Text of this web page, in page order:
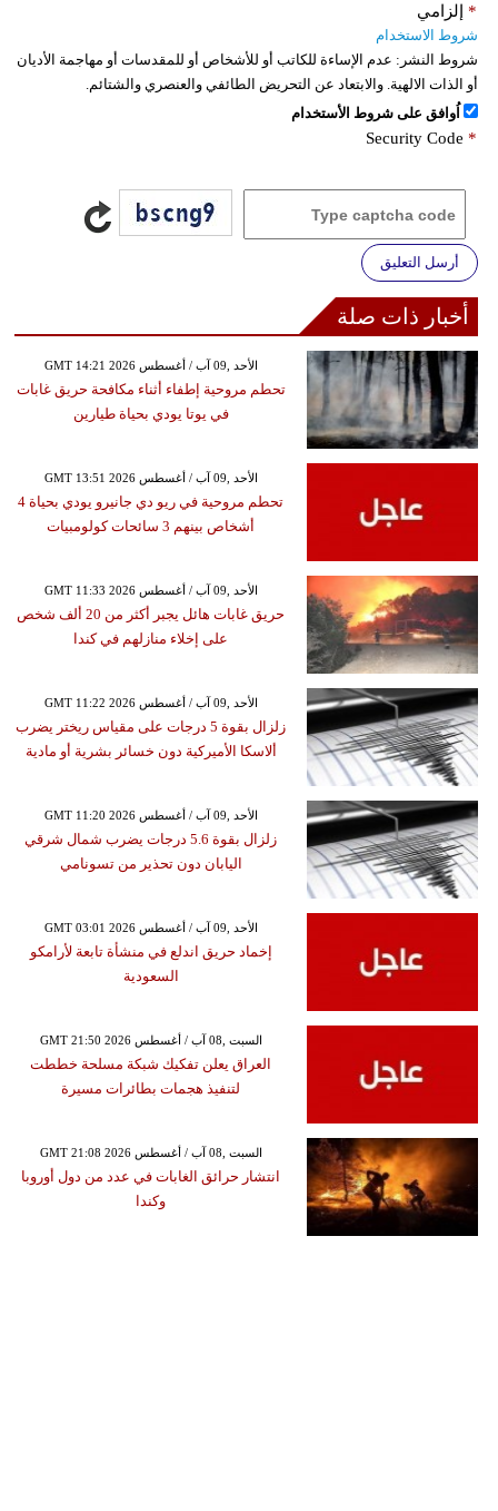
إلزامي *
شروط الاستخدام
شروط النشر: عدم الإساءة للكاتب أو للأشخاص أو للمقدسات أو مهاجمة الأديان
أو الذات الالهية. والابتعاد عن التحريض الطائفي والعنصري والشتائم.
اُوافق على شروط الأستخدام
Security Code *
أرسل التعليق
أخبار ذات صلة
GMT 14:21 2026 الأحد ,09 آب / أغسطس
تحطم مروحية إطفاء أثناء مكافحة حريق غابات
في يوتا يودي بحياة طيارين
GMT 13:51 2026 الأحد ,09 آب / أغسطس
تحطم مروحية في ريو دي جانيرو يودي بحياة 4
أشخاص بينهم 3 سائحات كولومبيات
GMT 11:33 2026 الأحد ,09 آب / أغسطس
حريق غابات هائل يجبر أكثر من 20 ألف شخص
على إخلاء منازلهم في كندا
GMT 11:22 2026 الأحد ,09 آب / أغسطس
زلزال بقوة 5 درجات على مقياس ريختر يضرب
ألاسكا الأميركية دون خسائر بشرية أو مادية
GMT 11:20 2026 الأحد ,09 آب / أغسطس
زلزال بقوة 5.6 درجات يضرب شمال شرقي
اليابان دون تحذير من تسونامي
GMT 03:01 2026 الأحد ,09 آب / أغسطس
إخماد حريق اندلع في منشأة تابعة لأرامكو
السعودية
GMT 21:50 2026 السبت ,08 آب / أغسطس
العراق يعلن تفكيك شبكة مسلحة خططت
لتنفيذ هجمات بطائرات مسيرة
GMT 21:08 2026 السبت ,08 آب / أغسطس
انتشار حرائق الغابات في عدد من دول أوروبا
وكندا